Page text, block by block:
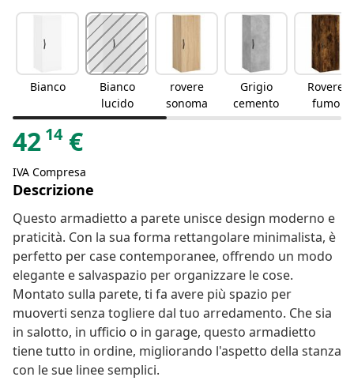
Bianco
Bianco
lucido
rovere
sonoma
Grigio
cemento
Rovere
fumo
42 14 €
IVA Compresa
Descrizione
Questo armadietto a parete unisce design moderno e
praticità. Con la sua forma rettangolare minimalista, è
perfetto per case contemporanee, offrendo un modo
elegante e salvaspazio per organizzare le cose.
Montato sulla parete, ti fa avere più spazio per
muoverti senza togliere dal tuo arredamento. Che sia
in salotto, in ufficio o in garage, questo armadietto
tiene tutto in ordine, migliorando l'aspetto della stanza
con le sue linee semplici.